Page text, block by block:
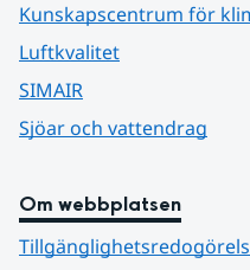
Kunskapscentrum för
Luftkvalitet
SIMAIR
Sjöar och vattendrag
Om webbplatsen